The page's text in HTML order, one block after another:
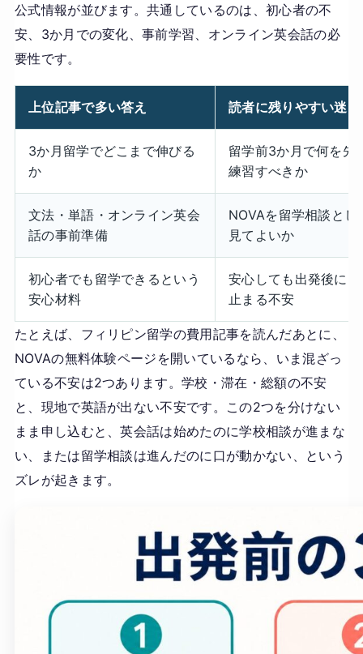
公式情報が並びます。共通しているのは、初心者の不
安、3か月での変化、事前学習、オンライン英会話の必
要性です。
上位記事で多い答え 読者に残りやすい迷い
3か月留学でどこまで伸びる
か
留学前3か月で何を先
練習すべきか
文法・単語・オンライン英会
話の事前準備
NOVAを留学相談とし
見てよいか
初心者でも留学できるという
安心材料
安心しても出発後に
止まる不安
たとえば、フィリピン留学の費用記事を読んだあとに、
NOVAの無料体験ページを開いているなら、いま混ざっ
ている不安は2つあります。学校・滞在・総額の不安
と、現地で英語が出ない不安です。この2つを分けない
まま申し込むと、英会話は始めたのに学校相談が進まな
い、または留学相談は進んだのに口が動かない、という
ズレが起きます。